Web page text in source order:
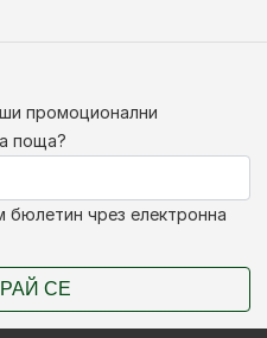
промоционални
поща?
бюлетин чрез електронна
СЕ